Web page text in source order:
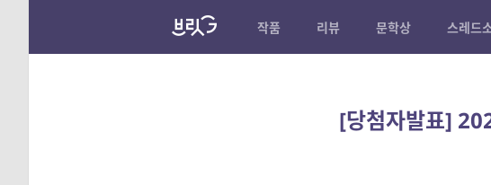
작품 리뷰 문학상 스레드
[당첨자발표]